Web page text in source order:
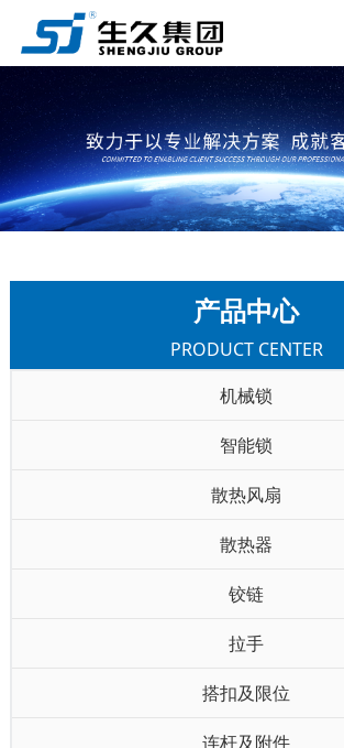
产品中心
PRODUCT CENTER
机械锁
智能锁
散热风扇
散热器
铰链
拉手
搭扣及限位
连杆及附件